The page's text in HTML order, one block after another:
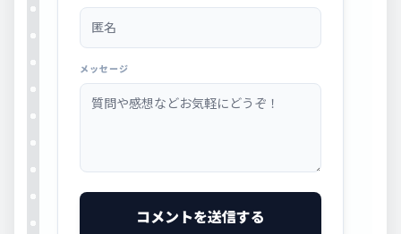
メッセージ
コメントを送信する